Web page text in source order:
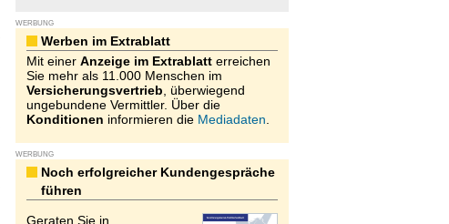
WERBUNG
Werben im Extrablatt
Mit einer Anzeige im Extrablatterreichen
Sie mehr als 11.000 Menschen im
Versicherungsvertrieb , überwiegend
ungebundene Vermittler. Über die
Konditionen informieren die Mediadaten
WERBUNG
Noch erfolgreicher Kundengespräche
führen
Geraten Sie in